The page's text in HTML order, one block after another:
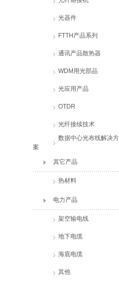
光器件
FTTH产品系列
通讯产品散热器
WDM用光部品
光应用产品
OTDR
光纤接续技术
数据中心光布线解决方
案
其它产品
热材料
电力产品
架空输电线
地下电缆
海底电缆
其他